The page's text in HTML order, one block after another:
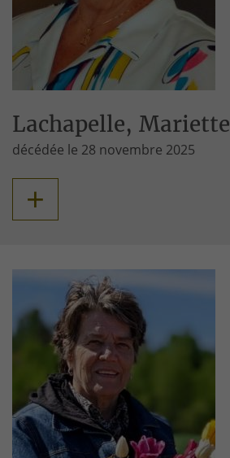
Lachapelle, Mariette
décédée le 28 novembre 2025
+